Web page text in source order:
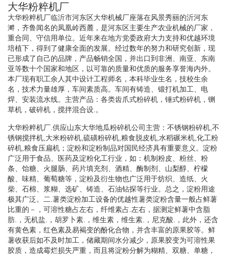
大华粉粹机厂
大华粉粹机厂临沂市河东区大华机械厂座落在风景秀丽的沂河东
溿，齐鲁闻名的凤凰岭西麓，是河东区主要生产农业机械的厂家，
重合同、守信用单位。近年来在地方党委政府大力支持和优越环境
培植下，得到了健康全面的发展。经过数年的努力和研究创新，现
已形成了自己的品牌，产品畅销全国，并出口到非洲、南亚、东南
亚等数十个国家和地区，以可靠的质量和优质的服务享誉海内外。
本厂现有职工余人其中设计工程师名，本科毕业生名，技校生余
名，技术力量雄厚，车间素质高。车间有铸造、锻打机加工、电
焊、安装流水线。主营产品：各类齿爪式粉碎机，锤式粉碎机，铡
草机，破碎机，搅拌混合设.。
大华粉粹机厂.供应山东大华地瓜粉碎机公司主营：不锈钢粉碎机,不
锈钢搅拌机,大米粉碎机,硫磺粉碎机,粮食脱皮机,水稻碾米机,化工粉
碎机,粮食压扁机；淀粉和淀粉制品对国民经济具有重要意义。淀粉
广泛用于食品、医药及淀粉化工行业，如：机制粉皮、粉丝、粉
条、饴糖、火腿肠、药片填充剂、酒精、酶制剂、山梨醇、柠檬
酸、味精、葡萄糖等，淀粉及衍生物也广泛用于纺织、造纸、火
柴、石棉、浆糊、选矿、铸造、石油钻探等行业。总之，淀粉用途
极其广泛。二.薯类淀粉加工设备的优越性薯类淀粉含量一般占鲜薯
比重的－，可溶性糖占左右，纤维素占.左右，据测定鲜薯中含脂
肪.，无机盐.，胡罗卜素.，维生素，维生素.，尼克酸.，此外，还含
有黄色素，红色素及易褐变的酚化合物，并含丰富的原果胶等。鲜
薯收获后如不及时加工，储藏期间水分减少，原果胶变为可溶性果
胶质，造成霉烂损失严重，而且将淀粉分解为糊精、双糖、单糖，